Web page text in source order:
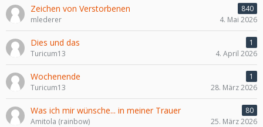
Zeichen von Verstorbenen
840
mlederer
4. Mai 2026
Dies und das
1
Turicum13
4. April 2026
Wochenende
1
Turicum13
28. März 2026
Was ich mir wünsche... in meiner Trauer
80
Amitola (rainbow)
25. März 2026